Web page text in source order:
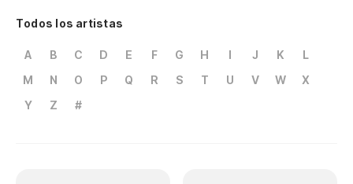
Todos los artistas
A B C D E F G H I J K
L
M
N O P Q R S T U V W
X
Y
Z #